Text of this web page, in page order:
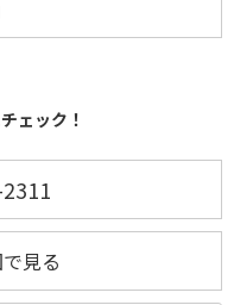
ェック！
見る